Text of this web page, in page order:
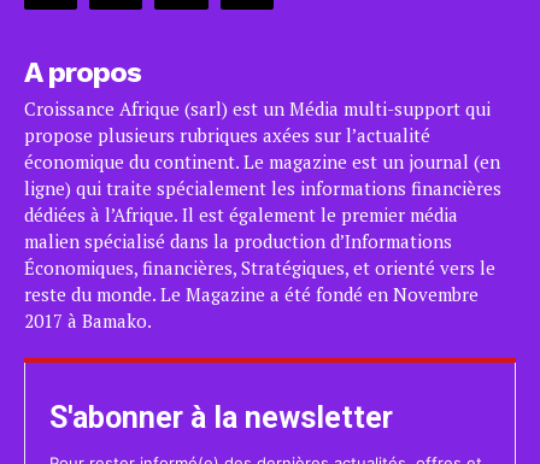
A propos
Croissance Afrique (sarl) est un Média multi-support qui
propose plusieurs rubriques axées sur l’actualité
économique du continent. Le magazine est un journal (en
ligne) qui traite spécialement les informations financières
dédiées à l’Afrique. Il est également le premier média
malien spécialisé dans la production d’Informations
Économiques, financières, Stratégiques, et orienté vers le
reste du monde. Le Magazine a été fondé en Novembre
2017 à Bamako.
S'abonner à la newsletter